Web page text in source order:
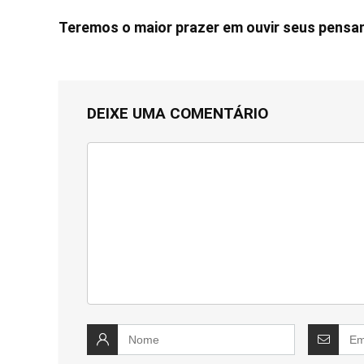
Teremos o maior prazer em ouvir seus
DEIXE UMA COMENTÁRIO